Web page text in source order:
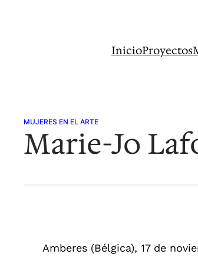
InicioProyectos
MUJERES EN EL ARTE
Marie-Jo
Amberes (Bélgica), 17 de